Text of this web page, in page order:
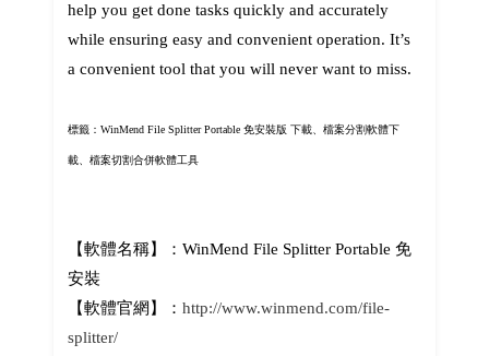
help you get done tasks quickly and accurately
while ensuring easy and convenient operation. It’s
a convenient tool that you will never want to miss.
標籤：WinMend File Splitter Portable 免安裝版 下載、檔案分割軟體下
載、檔案切割合併軟體工具
【軟體名稱】：WinMend File Splitter Portable 免
安裝
【軟體官網】： http://www.winmend.com/file-
splitter/